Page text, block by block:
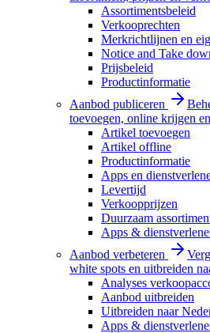
Assortimentsbeleid
Verkooprechten
Merkrichtlijnen en
Notice and Take
Prijsbeleid
Productinformatie
Aanbod publiceren
toevoegen, online krijgen
Artikel toevoegen
Artikel offline
Productinformatie
Apps en
Levertijd
Verkoopprijzen
Duurzaam
Apps &
Aanbod verbeteren
white spots en uitbreiden
Analyses
Aanbod uitbreiden
Uitbreiden naar
Apps &